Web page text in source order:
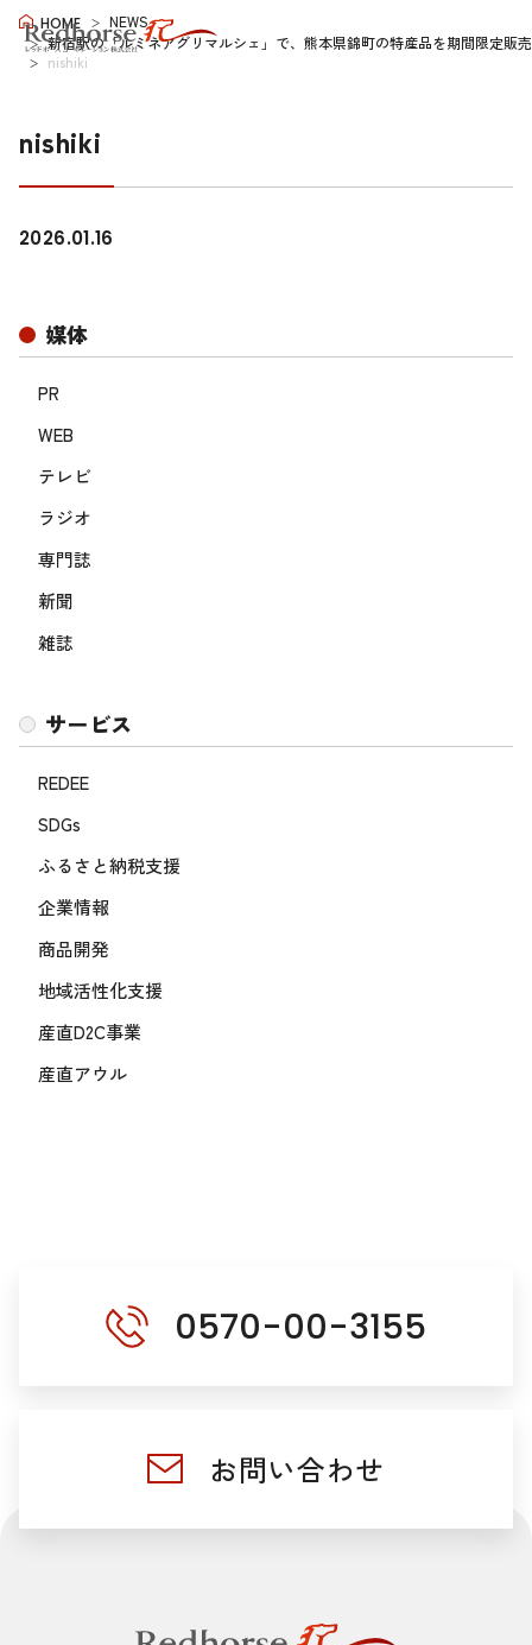
HOME
NEWS
新宿駅の「ルミネアグリマルシェ」で、熊本県錦町の特産品を期間限定販
nishiki
nishiki
媒体
PR
WEB
テレビ
ラジオ
専門誌
新聞
雑誌
サービス
REDEE
SDGs
ふるさと納税支援
企業情報
商品開発
地域活性化支援
産直D2C事業
産直アウル
2026.01.16
0570-00-3155
お問い合わせ